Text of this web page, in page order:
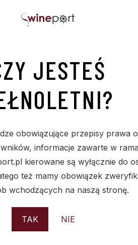
JESTEŚ
obowiązujące przepisy prawa
informacje zawarte w
kierowane są wyłącznie do
też mamy obowiązek
wchodzących na naszą stronę.
TAK NIE
ma sie na torebce znaleźć
wymiary 14/8/38 cm ale mozna
telefon 22 292-59-37.
każdorazowo o kontakt ze